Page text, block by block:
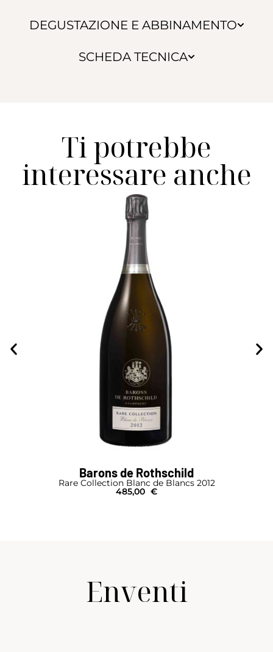
DEGUSTAZIONE E ABBINAMENTO
SCHEDA TECNICA
Ti potrebbe
interessare anche
Barons de Rothschild
Rare Collection Blanc de Blancs 2012
485,00 €
Enventi